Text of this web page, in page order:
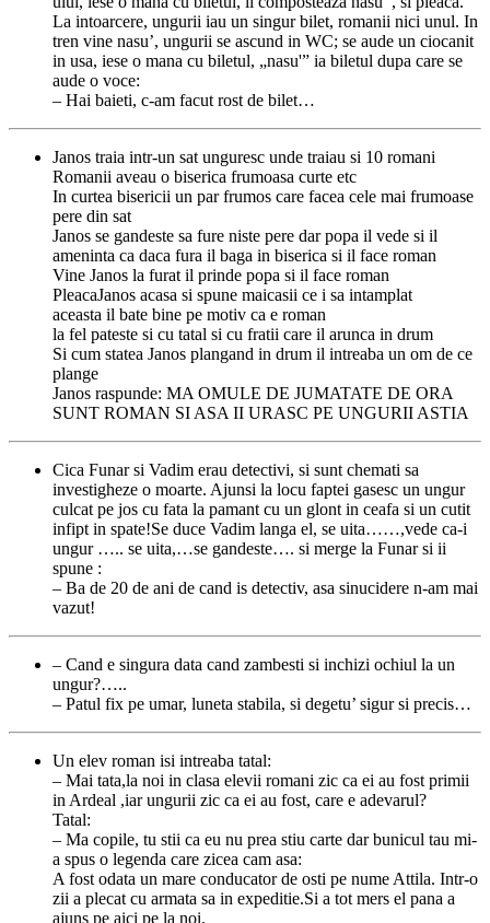
La intoarcere, ungurii iau un singur bilet, romanii nici unul. In
tren vine nasu’, ungurii se ascund in WC; se aude un ciocanit
in usa, iese o mana cu biletul, „nasu'” ia biletul dupa care se
aude o voce:
– Hai baieti, c-am facut rost de bilet…
Janos traia intr-un sat unguresc unde traiau si 10 romani
Romanii aveau o biserica frumoasa curte etc
In curtea bisericii un par frumos care facea cele mai frumoase
pere din sat
Janos se gandeste sa fure niste pere dar popa il vede si il
ameninta ca daca fura il baga in biserica si il face roman
Vine Janos la furat il prinde popa si il face roman
PleacaJanos acasa si spune maicasii ce i sa intamplat
aceasta il bate bine pe motiv ca e roman
la fel pateste si cu tatal si cu fratii care il arunca in drum
Si cum statea Janos plangand in drum il intreaba un om de ce
plange
Janos raspunde: MA OMULE DE JUMATATE DE ORA
SUNT ROMAN SI ASA II URASC PE UNGURII ASTIA
Cica Funar si Vadim erau detectivi, si sunt chemati sa
investigheze o moarte. Ajunsi la locu faptei gasesc un ungur
culcat pe jos cu fata la pamant cu un glont in ceafa si un cutit
infipt in spate!Se duce Vadim langa el, se uita……,vede ca-i
ungur ….. se uita,…se gandeste…. si merge la Funar si ii
spune :
– Ba de 20 de ani de cand is detectiv, asa sinucidere n-am mai
vazut!
– Cand e singura data cand zambesti si inchizi ochiul la un
ungur?…..
– Patul fix pe umar, luneta stabila, si degetu’ sigur si precis…
Un elev roman isi intreaba tatal:
– Mai tata,la noi in clasa elevii romani zic ca ei au fost primii
in Ardeal ,iar ungurii zic ca ei au fost, care e adevarul?
Tatal:
– Ma copile, tu stii ca eu nu prea stiu carte dar bunicul tau mi-
a spus o legenda care zicea cam asa:
A fost odata un mare conducator de osti pe nume Attila. Intr-o
zii a plecat cu armata sa in expeditie.Si a tot mers el pana a
ajuns pe aici pe la noi.